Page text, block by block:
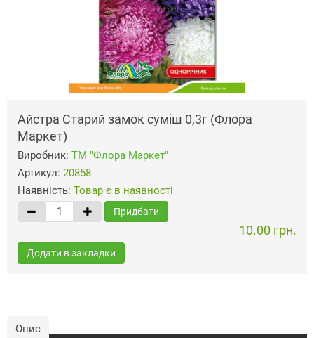
Айстра Старий замок суміш 0,3г (Флора
Маркет)
Виробник: ТМ "Флора Маркет"
Артикул: 20858
Наявність: Товар є в наявності
Придбати
10.00 грн.
Додати в закладки
Опис